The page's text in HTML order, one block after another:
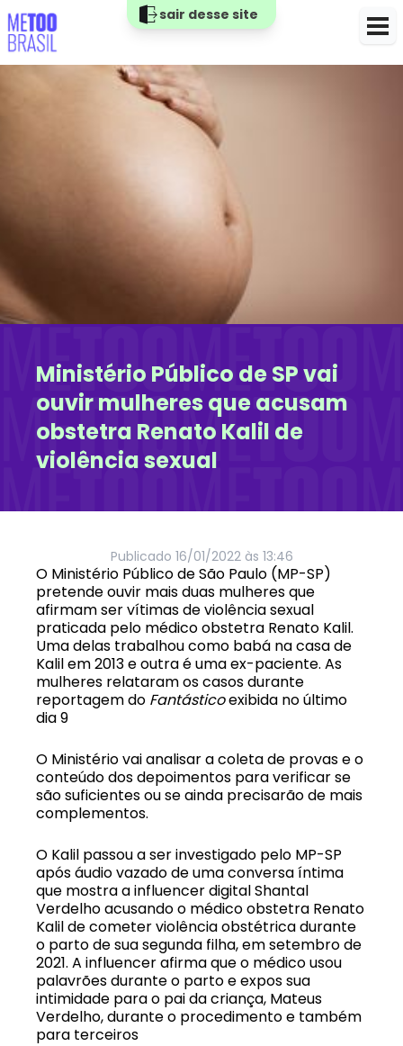
sair desse site
Ministério Público de SP vai
ouvir mulheres que acusam
obstetra Renato Kalil de
violência sexual
Publicado 16/01/2022 às 13:46
O Ministério Público de São Paulo (MP-SP)
pretende ouvir mais duas mulheres que
afirmam ser vítimas de violência sexual
praticada pelo médico obstetra Renato Kalil.
Uma delas trabalhou como babá na casa de
Kalil em 2013 e outra é uma ex-paciente. As
mulheres relataram os casos durante
reportagem do Fantásticoexibida no último
dia 9
O Ministério vai analisar a coleta de provas e o
conteúdo dos depoimentos para verificar se
são suficientes ou se ainda precisarão de mais
complementos.
O Kalil passou a ser investigado pelo MP-SP
após áudio vazado de uma conversa íntima
que mostra a influencer digital Shantal
Verdelho acusando o médico obstetra Renato
Kalil de cometer violência obstétrica durante
o parto de sua segunda filha, em setembro de
2021. A influencerafirma que o médico usou
palavrões durante o parto e expos sua
intimidade para o pai da criança, Mateus
Verdelho, durante o procedimento e também
para terceiros